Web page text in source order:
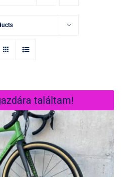
találtam!
the Snake irány